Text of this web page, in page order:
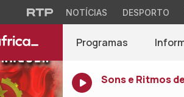
NOTÍCIAS DESPORTO
Programas
Sons e Ritmos